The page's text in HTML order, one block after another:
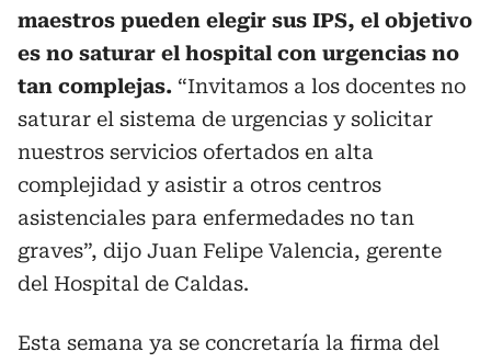
maestros pueden elegir sus IPS, el objetivo
es no saturar el hospital con urgencias no
tan complejas. “Invitamos a los docentes no
saturar el sistema de urgencias y solicitar
nuestros servicios ofertados en alta
complejidad y asistir a otros centros
asistenciales para enfermedades no tan
graves”, dijo Juan Felipe Valencia, gerente
del Hospital de Caldas.
Esta semana ya se concretaría la firma del